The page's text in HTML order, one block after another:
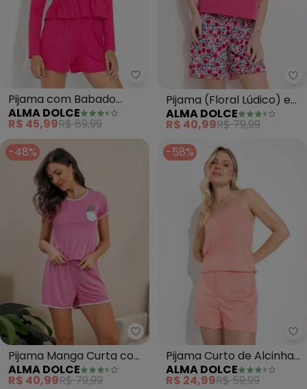
Alma Dolce - Pijama com
Pijama com Babado
(Pink)
ALMA DOLCE
R$ 45,99R$ 89,99
Pijama (Floral Lúdico) em
Malha
ALMA DOLCE
R$ 40,99R$ 79,99
-48%
Alma Dolce - Pijama Manga
Pijama Manga Curta com
Estampa (Rosa)
ALMA DOLCE
R$ 40,99R$ 79,99
-58%
Pijama Curto de Alcinha
(Rosa)
ALMA DOLCE
R$ 24,99R$ 59,99